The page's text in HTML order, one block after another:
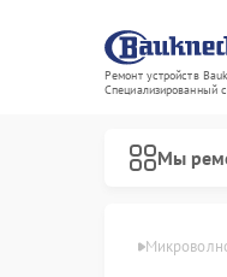
Ремонт устройств
Специализированный
Мы